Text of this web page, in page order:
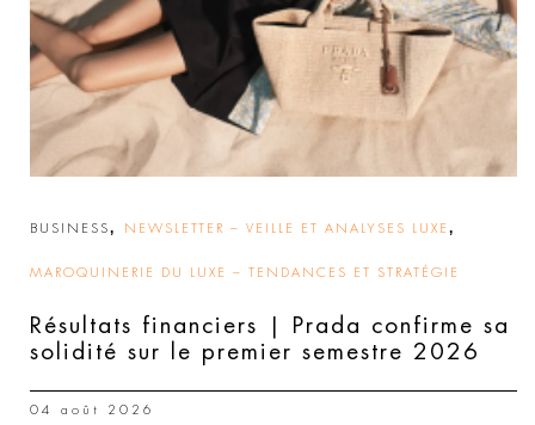
BUSINESS, NEWSLETTER – VEILLE ET ANALYSES LUXE ,
MAROQUINERIE DU LUXE – TENDANCES ET STRATÉGIE
Résultats financiers | Prada confirme sa
solidité sur le premier semestre 2026
04 août 2026